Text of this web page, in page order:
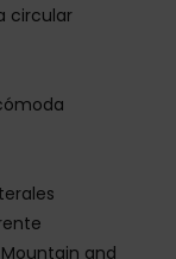
circular
and